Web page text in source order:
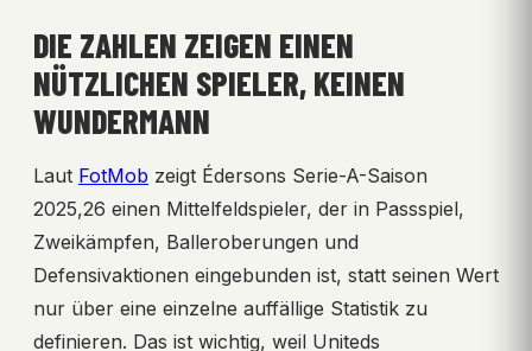
DIE ZAHLEN ZEIGEN EINEN
NÜTZLICHEN SPIELER, KEINEN
WUNDERMANN
Laut FotMob zeigt Édersons Serie-A-Saison
2025,26 einen Mittelfeldspieler, der in Passspiel,
Zweikämpfen, Balleroberungen und
Defensivaktionen eingebunden ist, statt seinen Wert
nur über eine einzelne auffällige Statistik zu
definieren. Das ist wichtig, weil Uniteds